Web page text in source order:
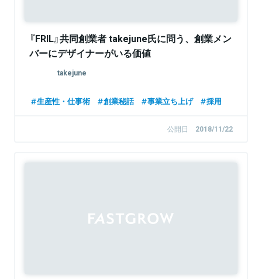
『FRIL』共同創業者 takejune氏に問う、創業メン
バーにデザイナーがいる価値
takejune
生産性・仕事術 創業秘話 事業立ち上げ 採用
公開日 2018/11/22